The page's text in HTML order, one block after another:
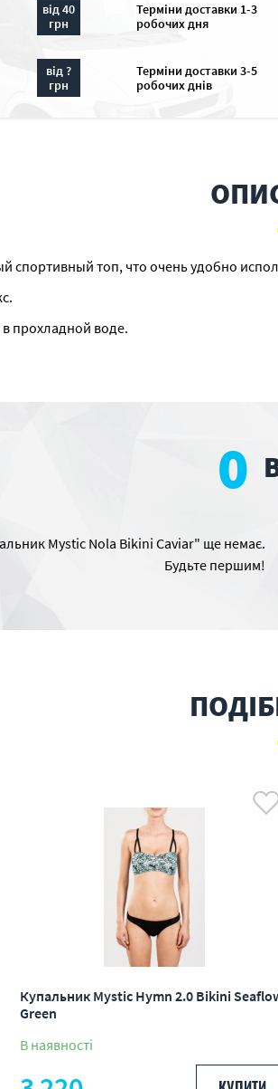
від 40
грн
Терміни доставки 1-3
робочих дня
від ?
грн
Терміни доставки 3-5
робочих днів
топ, что очень удобно
прохладной воде.
0
Mystic Nola Bikini Caviar" ще немає.
Будьте першим!
Купальник Mystic Hymn 2.0 Bikini
Green
В наявності